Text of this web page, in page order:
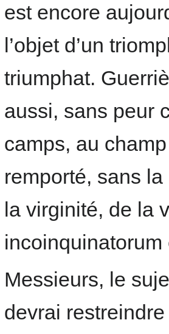
est encore
l’objet d’un
triumphat.
aussi, sans peur
camps, au
remporté, sans
la virginité, de la
Messieurs, le
devrai